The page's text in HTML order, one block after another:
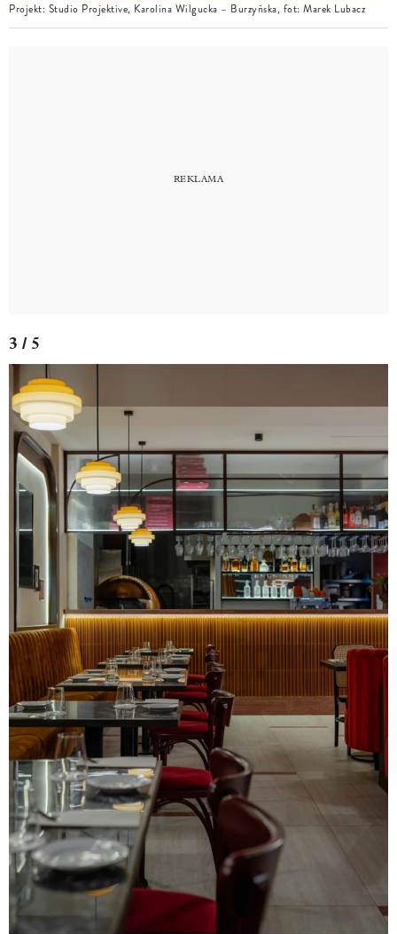
Projekt: Studio Projektive, Karolina Wilgucka – Burzyńska, fot: Marek Lubacz
3 / 5